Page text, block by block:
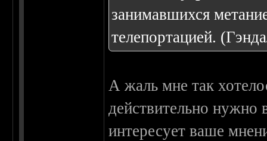
занимавшихся
телепортацией.
А жаль мне так
действительно нужно
интересует ваше